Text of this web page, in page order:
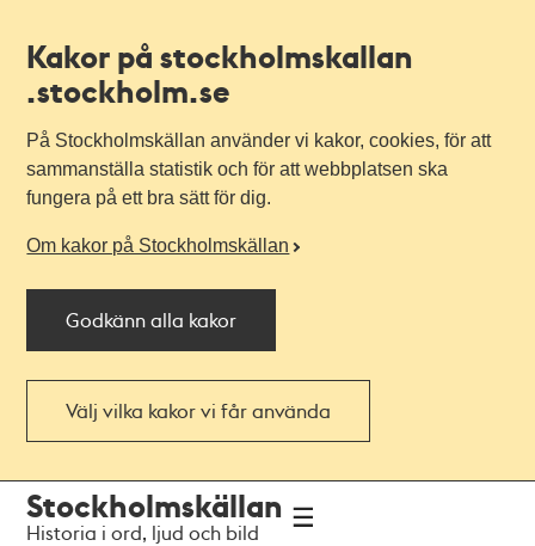
Kakor på stockholmskallan
.stockholm.se
På Stockholmskällan använder vi kakor, cookies, för att
sammanställa statistik och för att webbplatsen ska
fungera på ett bra sätt för dig.
Om kakor på Stockholmskällan
Godkänn alla kakor
Välj vilka kakor vi får använda
navigationen
huvudinnehållet
Stockholmskällan
Historia i ord, ljud och bild